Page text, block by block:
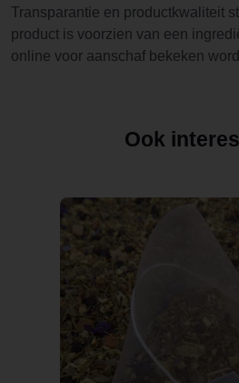
Transparantie en productkwaliteit
product is voorzien van een
online voor aanschaf bekeken
Ook